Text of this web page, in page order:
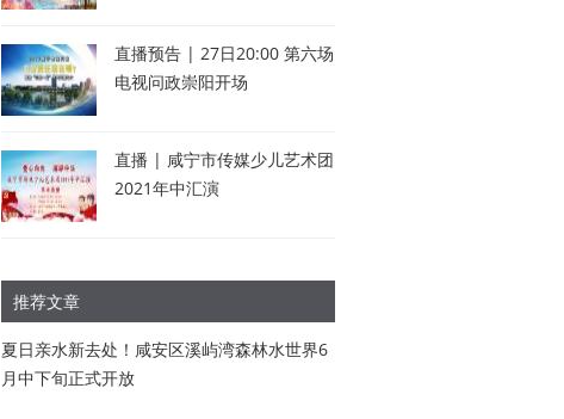
直播预告 | 27日20:00 第六场
电视问政崇阳开场
直播 | 咸宁市传媒少儿艺术团
2021年中汇演
推荐文章
夏日亲水新去处！咸安区溪屿湾森林水世界6
月中下旬正式开放